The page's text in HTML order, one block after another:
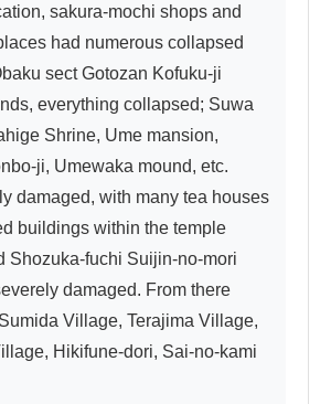
sakura-mochi shops and
had numerous collapsed
sect Gotozan Kofuku-ji
everything collapsed; Suwa
Shrine, Ume mansion,
ji, Umewaka mound, etc.
damaged, with many tea houses
buildings within the temple
Shozuka-fuchi Suijin-no-mori
damaged. From there
Village, Terajima Village,
Hikifune-dori, Sai-no-kami